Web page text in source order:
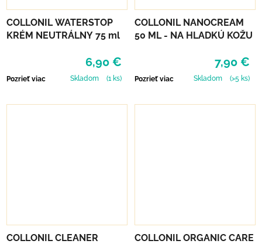
COLLONIL WATERSTOP
KRÉM NEUTRÁLNY 75 ml
6,90 €
Pozrieť viac Skladom (1 ks)
COLLONIL NANOCREAM
50 ML - NA HLADKÚ KOŽU
7,90 €
Pozrieť viac Skladom (>5 ks)
COLLONIL CLEANER
COLLONIL ORGANIC CARE